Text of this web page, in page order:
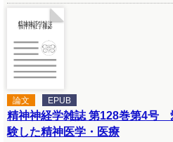
論文 EPUB
精神神経学雑誌 第128巻第4号
験した精神医学・医療